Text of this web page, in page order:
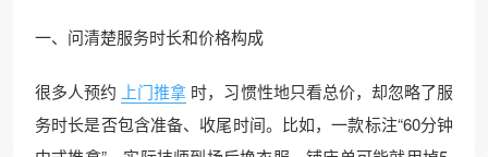
一、问清楚服务时长和价格构成
很多人预约 上门推拿 时，习惯性地只看总价，却忽略了服
务时长是否包含准备、收尾时间。比如，一款标注“60分钟